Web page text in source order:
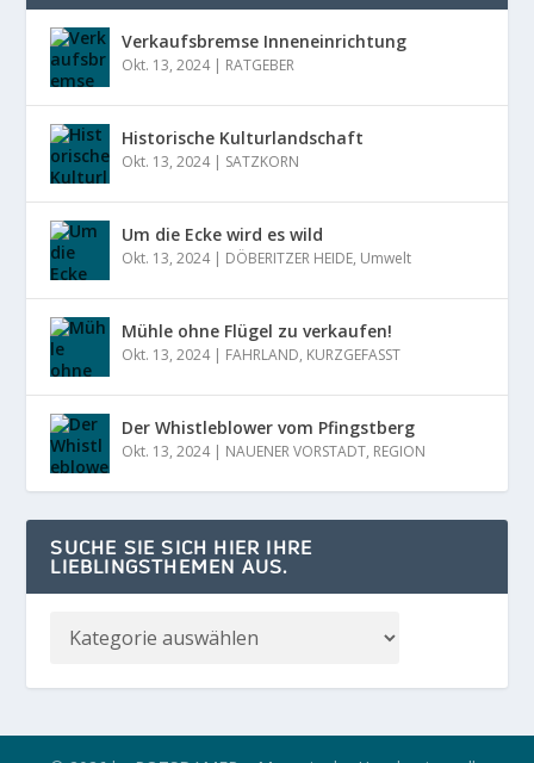
Verkaufsbremse Inneneinrichtung
Okt. 13, 2024| RATGEBER
Historische Kulturlandschaft
Okt. 13, 2024| SATZKORN
Um die Ecke wird es wild
Okt. 13, 2024| DÖBERITZER HEIDE, Umwelt
Mühle ohne Flügel zu verkaufen!
Okt. 13, 2024| FAHRLAND, KURZGEFASST
Der Whistleblower vom Pfingstberg
Okt. 13, 2024| NAUENER VORSTADT, REGION
SUCHE SIE SICH HIER IHRE
LIEBLINGSTHEMEN AUS.